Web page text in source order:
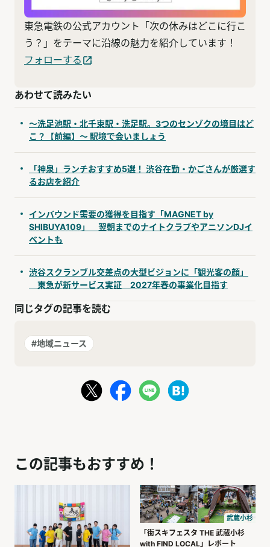
東急電鉄の公式アカウント「次の休みはどこに行こ
う？」をテーマに沿線の魅力を紹介しています！
フォローする
あわせて読みたい
〜洗足池駅・北千束駅・洗足駅。3つのセンゾクの境目はど
こ？【前編】〜 駅境で会いましょう
「神泉」ランチおすすめ5選！ 渋谷在勤・かごさんが厳選す
るお店を紹介
インバウンド需要の獲得を目指す「MAGNET by
SHIBUYA109」 翌朝までのナイトクラブやアニソンDJイ
ベントも
渋谷スクランブル交差点の大型ビジョンに「観光客の顔」
東急が新サービス実証 2027年春の事業化目指す
同じタグの記事を読む
#地域ニュース
この記事もおすすめ！
武蔵小杉
「街スキフェスタ THE 武蔵小杉
with FIND LOCAL」レポート